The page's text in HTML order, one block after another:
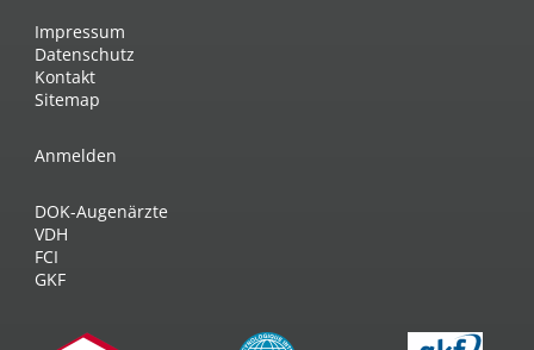
Impressum
Datenschutz
Kontakt
Sitemap
Anmelden
DOK-Augenärzte
VDH
FCI
GKF